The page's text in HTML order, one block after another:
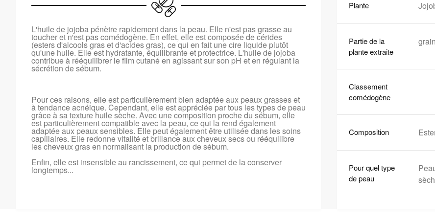
L'huile de jojoba pénètre rapidement dans la peau. Elle n'est pas grasse au
toucher et n'est pas comédogène. En effet, elle est composée de cérides
(esters d'alcools gras et d'acides gras), ce qui en fait une cire liquide plutôt
qu'une huile. Elle est hydratante, équilibrante et protectrice. L'huile de jojoba
contribue à rééquilibrer le film cutané en agissant sur son pH et en régulant la
sécrétion de sébum.
Pour ces raisons, elle est particulièrement bien adaptée aux peaux grasses et
à tendance acnéique. Cependant, elle est appréciée par tous les types de peau
grâce à sa texture huile sèche. Avec une composition proche du sébum, elle
est particulièrement compatible avec la peau, ce qui la rend également
adaptée aux peaux sensibles. Elle peut également être utilisée dans les soins
capillaires. Elle redonne vitalité et brillance aux cheveux secs ou rééquilibre
les cheveux gras en normalisant la production de sébum.
Enfin, elle est insensible au rancissement, ce qui permet de la conserver
longtemps...
Plante
Partie de la
plante extraite
Classement
comédogène
Composition
Pour quel type
de peau